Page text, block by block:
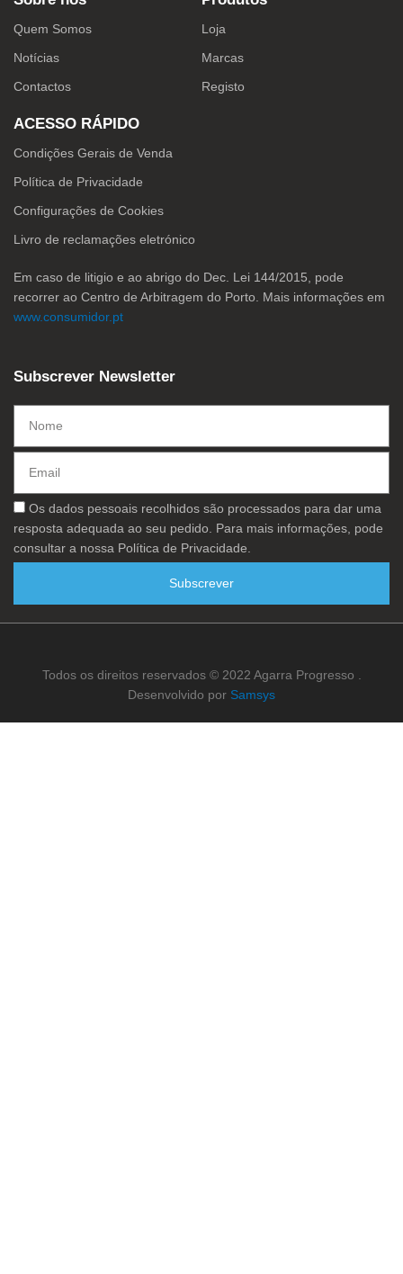
o
-
r
Quem Somos
Notícias
Contactos
Loja
Marcas
Registo
ACESSO RÁPIDO
Condições Gerais de Venda
Política de Privacidade
Configurações de Cookies
Livro de reclamações eletrónico
Em caso de litigio e ao abrigo do Dec. Lei 144/2015, pode
recorrer ao Centro de Arbitragem do Porto. Mais informações em
www.consumidor.pt
Subscrever Newsletter
Consentimento
Os dados pessoais recolhidos são processados ​​para dar uma
resposta adequada ao seu pedido. Para mais informações, pode
consultar a nossa Política de Privacidade.
Subscrever
Todos os direitos reservados © 2022 Agarra Progresso .
Desenvolvido por Samsys